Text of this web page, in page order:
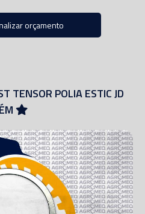
orçamento
TENSOR POLIA ESTIC JD